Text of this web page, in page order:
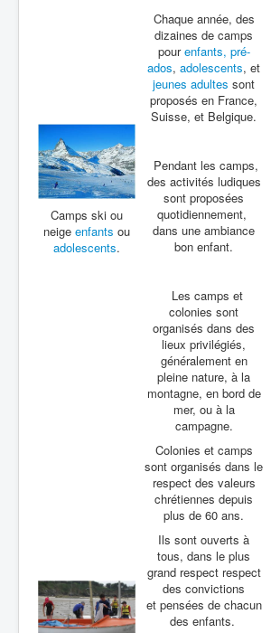
Camps ski ou
neige enfants ou
adolescents.
Chaque année, des
dizaines de camps
pourenfants, pré-
ados, adolescents, et
jeunes adultes sont
proposés en France,
Suisse, et Belgique.
Pendant les camps,
des activités ludiques
sont proposées
quotidiennement,
dans une ambiance
bon enfant.
Les camps et
colonies sont
organisés dans des
lieux privilégiés,
généralement en
pleine nature, à la
montagne, en bord de
mer, ou à la
campagne.
Colonies et camps
sont organisés dans le
respect des valeurs
chrétiennes depuis
plus de 60 ans.
Ils sont ouverts à
tous, dans le plus
grand respect respect
des convictions
et pensées de chacun
des enfants.